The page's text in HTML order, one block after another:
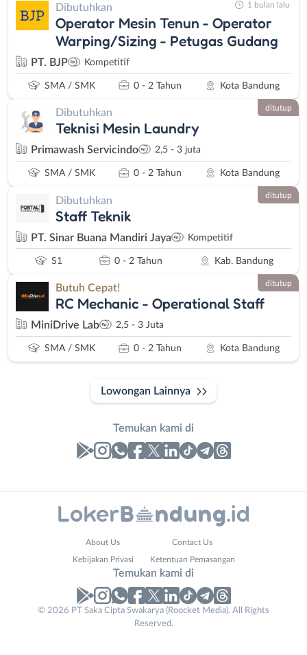
Dibutuhkan
Operator Mesin Tenun - Operator
Warping/Sizing - Petugas Gudang
PT. BJP Kompetitif
SMA / SMK 0 - 2 Tahun Kota Bandung
1 bulan lalu
Dibutuhkan
Teknisi Mesin Laundry
Primawash Servicindo 2,5 - 3 juta
SMA / SMK 0 - 2 Tahun Kota Bandung
ditutup
Dibutuhkan
Staff Teknik
PT. Sinar Buana Mandiri Jaya Kompetitif
S1 0 - 2 Tahun Kab. Bandung
ditutup
Butuh Cepat!
RC Mechanic - Operational Staff
MiniDrive Lab 2,5 - 3 Juta
SMA / SMK 0 - 2 Tahun Kota Bandung
ditutup
Lowongan Lainnya
Temukan kami di
Lowongan
No. Telp /
About Us Contact Us
Kebijakan Privasi Ketentuan Pemasangan
Temukan kami di
© 2026 PT Saka Cipta Swakarya (Roocket Media). All Rights
Reserved.